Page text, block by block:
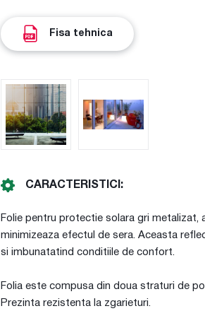
Fisa tehnica
CARACTERISTICI:
Folie pentru protectie solara gri metalizat,
minimizeaza efectul de sera. Aceasta
si imbunatatind conditiile de confort.
Folia este compusa din doua straturi de
Prezinta rezistenta la zgarieturi.